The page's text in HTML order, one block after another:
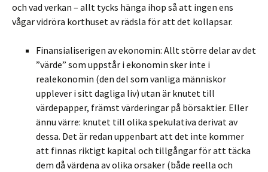
och vad verkan – allt tycks hänga ihop så att ingen ens
vågar vidröra korthuset av rädsla för att det kollapsar.
Finansialiserigen av ekonomin: Allt större delar av det
”värde” som uppstår i ekonomin sker inte i
realekonomin (den del som vanliga människor
upplever i sitt dagliga liv) utan är knutet till
värdepapper, främst värderingar på börsaktier. Eller
ännu värre: knutet till olika spekulativa derivat av
dessa. Det är redan uppenbart att det inte kommer
att finnas riktigt kapital och tillgångar för att täcka
dem då värdena av olika orsaker (både reella och